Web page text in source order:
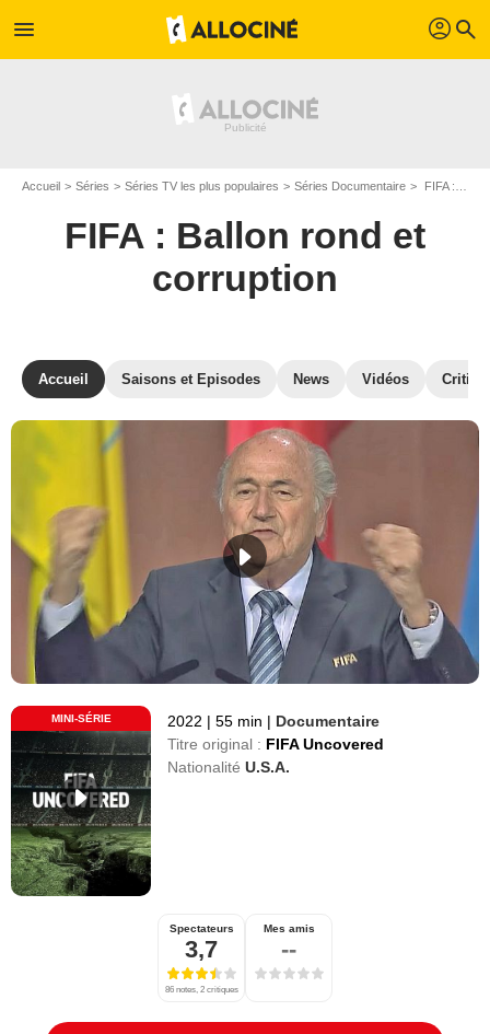
menu profil search
Accueil Séries Séries TV les plus populaires Séries Documentaire FIFA : Ballon rond et corruption
FIFA : Ballon rond et
corruption
Accueil Saisons et Episodes News Vidéos
MINI-SÉRIE 2022 | 55 min | Documentaire
Titre original : FIFA Uncovered
Nationalité U.S.A.
Spectateurs
3,7
86 notes, 2 critiques
Mes amis
--